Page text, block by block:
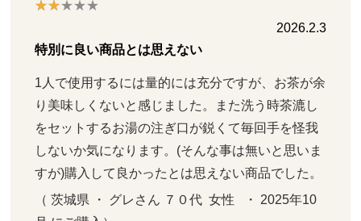
2026.2.3
特別に良い商品とは思えない
1人で使用するには量的には充分ですが、お茶が余
り美味しくないと感じました。また洗う時茶漉し
をセットするお湯の注ぎ口が鋭くて毎回手を怪我
しないか気になります。(そんな事は無いと思いま
すが)購入して良かったとは思えない商品でした。
（ 茨城県 ・ グレさん ７０代  女性   ・ 2025年10